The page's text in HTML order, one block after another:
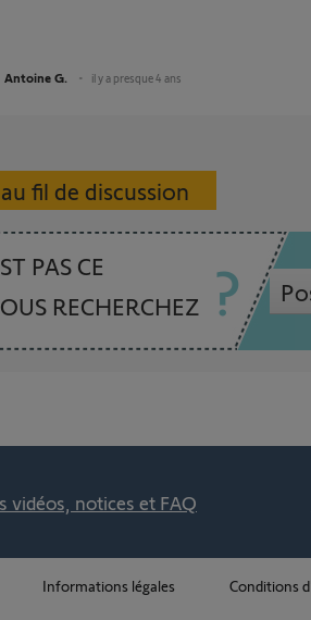
Antoine G. il y a presque 4 ans
fil de discussion
PAS CE
RECHERCHEZ
vidéos, notices et FAQ
Informations légales Conditions